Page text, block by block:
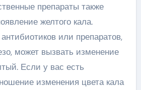
препараты также
желтого кала.
или препаратов,
может вызвать изменение
Если у вас есть
изменения цвета кала